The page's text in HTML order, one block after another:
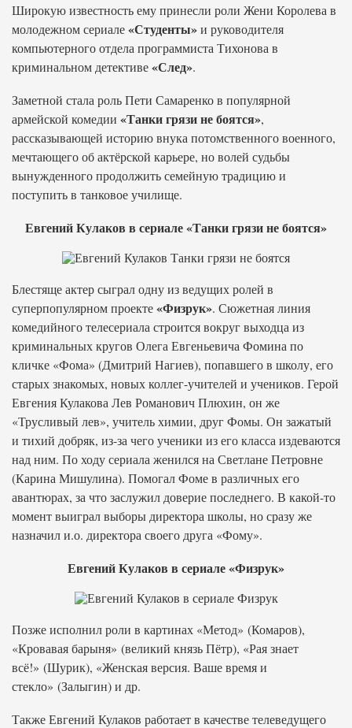
Широкую известность ему принесли роли Жени Королева в
молодежном сериале«Студенты»и руководителя
компьютерного отдела программиста Тихонова в
криминальном детективе«След».
Заметной стала роль Пети Самаренко в популярной
армейской комедии «Танки грязи не боятся»,
рассказывающей историю внука потомственного военного,
мечтающего об актёрской карьере, но волей судьбы
вынужденного продолжить семейную традицию и
поступить в танковое училище.
Евгений Кулаков в сериале «Танки грязи не боятся»
Блестяще актер сыграл одну из ведущих ролей в
суперпопулярном проекте«Физрук». Сюжетная линия
комедийного телесериала строится вокруг выходца из
криминальных кругов Олега Евгеньевича Фомина по
кличке «Фома» (Дмитрий Нагиев), попавшего в школу, его
старых знакомых, новых коллег-учителей и учеников. Герой
Евгения Кулакова Лев Романович Плюхин, он же
«Трусливый лев», учитель химии, друг Фомы. Он зажатый
и тихий добряк, из-за чего ученики из его класса издеваются
над ним. По ходу сериала женился на Светлане Петровне
(Карина Мишулина). Помогал Фоме в различных его
авантюрах, за что заслужил доверие последнего. В какой-то
момент выиграл выборы директора школы, но сразу же
назначил и.о. директора своего друга «Фому».
Евгений Кулаков в сериале «Физрук»
Позже исполнил роли в картинах «Метод» (Комаров),
«Кровавая барыня» (великий князь Пётр), «Рая знает
всё!» (Шурик), «Женская версия. Ваше время и
стекло» (Залыгин) и др.
Также Евгений Кулаков работает в качестве телеведущего